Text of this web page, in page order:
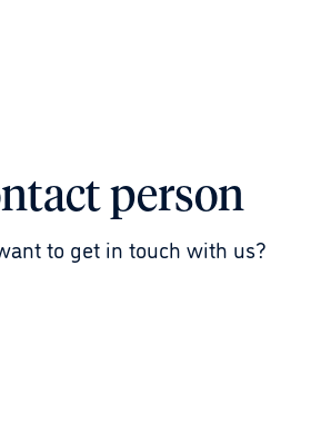
person
to get in touch with us?